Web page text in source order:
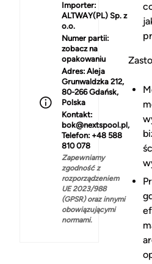
Importer:
ALTWAY(PL) Sp. z
o.o.
Numer partii:
zobacz na
opakowaniu
Adres: Aleja
Grunwaldzka 212,
80-266 Gdańsk,
Polska
Kontakt:
bok@nextspool.pl,
Telefon: +48 588
810 078
Zapewniamy
zgodność z
rozporządzeniem
UE 2023/988
(GPSR) oraz innymi
obowiązującymi
normami.